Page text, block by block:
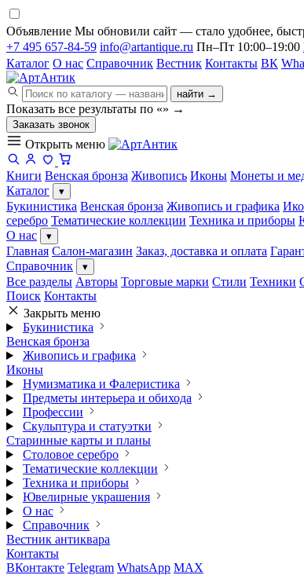
Объявление Мы обновили сайт — стало удобнее,
+7 495 657-84-59 info@artantique.ru Пн–Пт 10:00–19:00
Каталог О нас Справочник Вестник Контакты ВК
найти →
Показать все результаты по «» →
Заказать звонок
Открыть меню
Книги Венская бронза Живопись Иконы Монеты и
Каталог
▾
Букинистика Венская бронза Живопись и графика
серебро Тематические коллекции Техника и приборы
О нас
▾
Главная Салон-магазин Заказ, доставка и оплата
Справочник
▾
Все разделы Авторы Торговые марки Стили Техники
Поиск Контакты
Закрыть меню
Букинистика
Венская бронза
Живопись и графика
Иконы
Нумизматика и Фалеристика
Предметы интерьера и обихода
Профессии
Скульптура и статуэтки
Старинные карты и планы
Столовое серебро
Тематические коллекции
Техника и приборы
Ювелирные украшения
О нас
Справочник
Вестник антиквара
Контакты
ВКонтакте Telegram WhatsApp MAX